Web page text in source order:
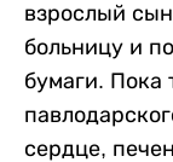
взрослый
больницу и
бумаги. Пока
сердце,